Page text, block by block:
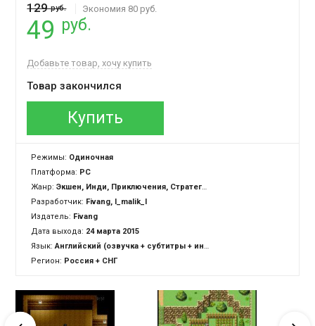
129руб. Экономия 80 руб.
49 руб.
Добавьте товар, хочу купить
Товар закончился
Купить
Режимы: Одиночная
Платформа: PC
Жанр:Экшен, Инди, Приключения, Стратегия, RPG, Казуальная
Разработчик: Fivang, l_malik_l
Издатель: Fivang
Дата выхода: 24 марта 2015
Язык:Английский (озвучка + субтитры + интерфейс)
Регион: Россия + СНГ